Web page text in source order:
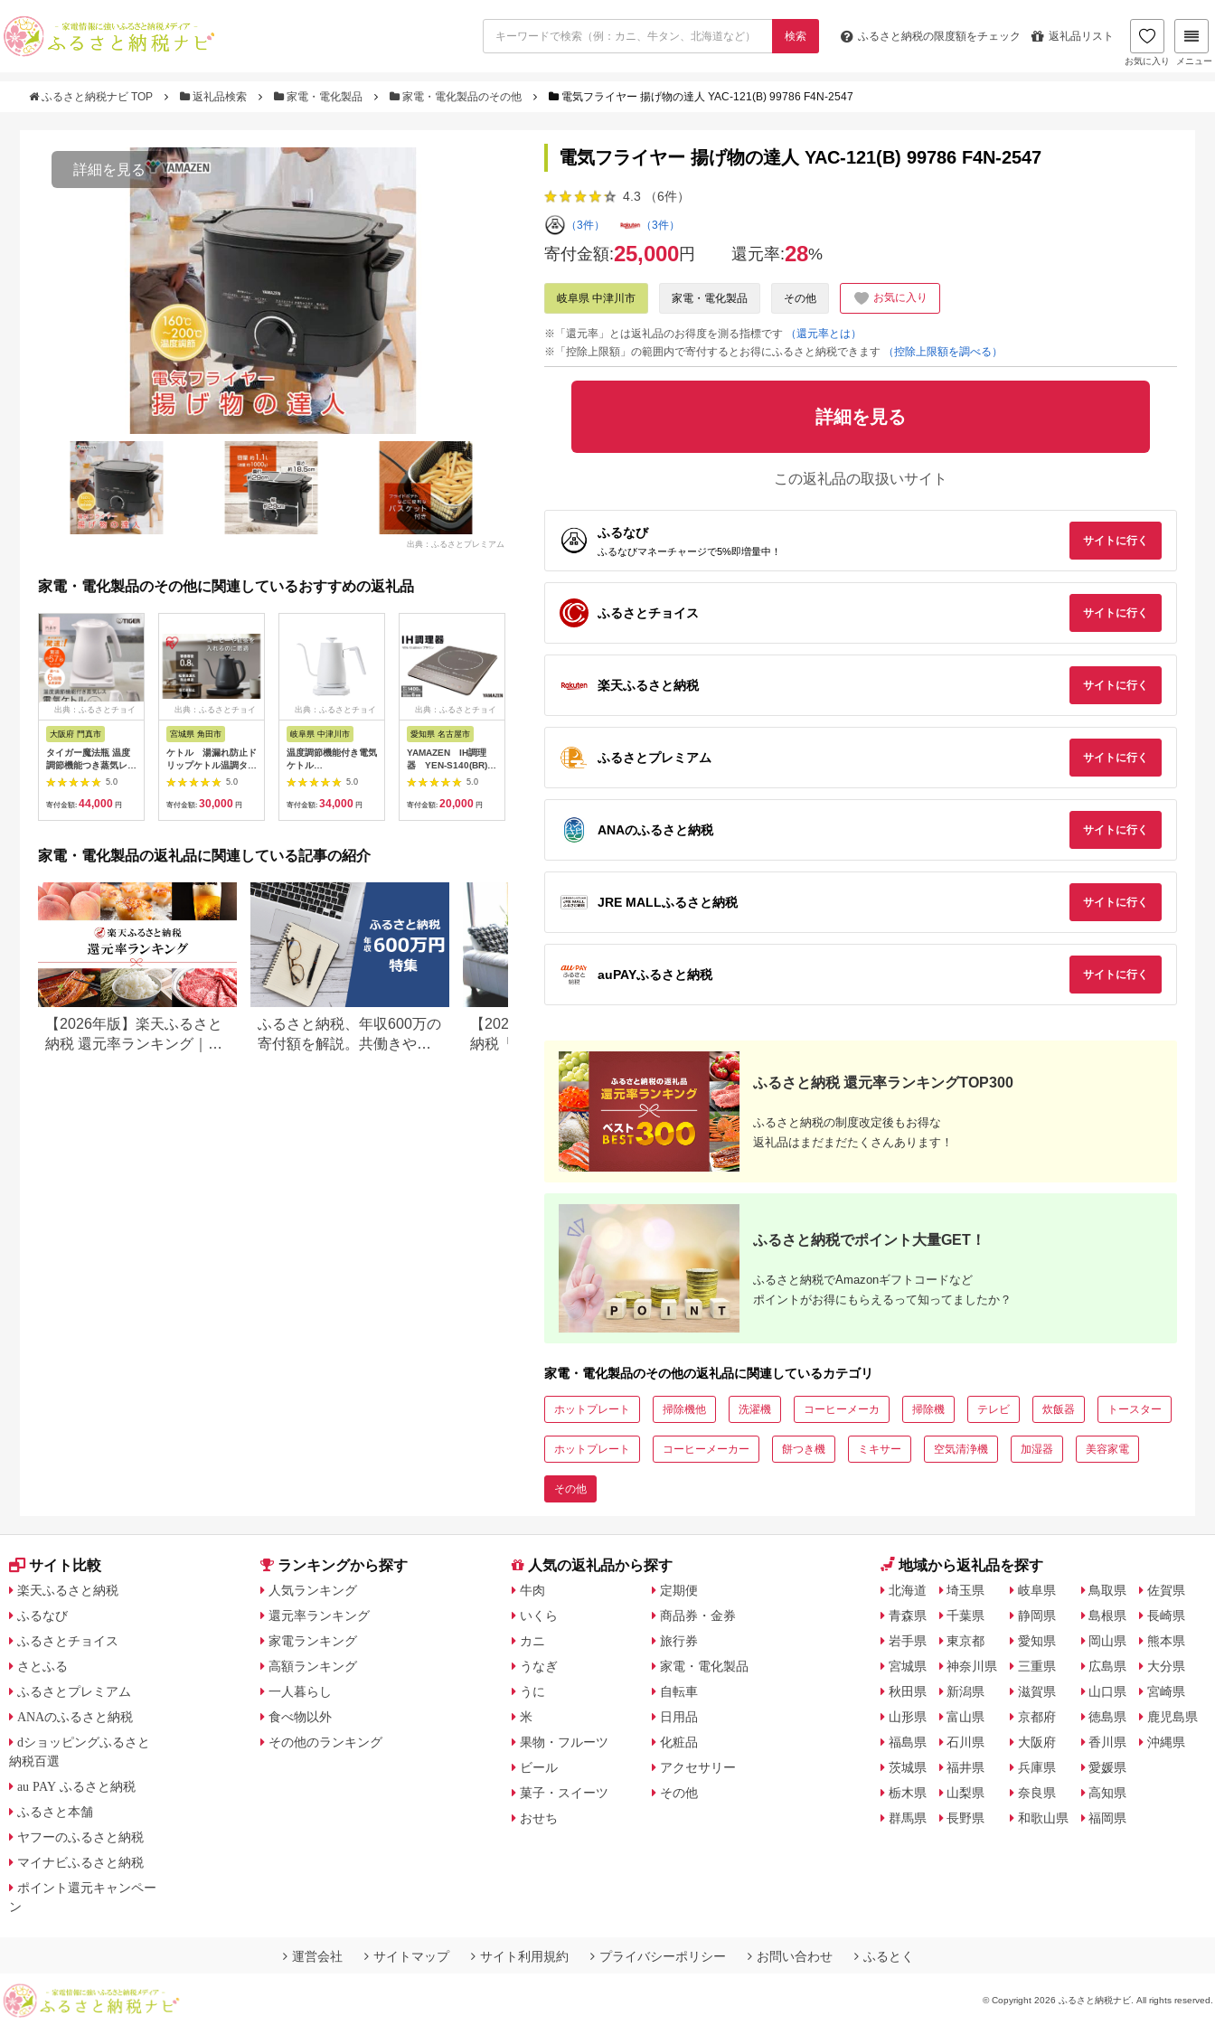
検索 ふるさと納税の限度額をチェック 返礼品リスト
お気に入り メニュー
ふるさと納税ナビ TOP 返礼品検索 家電・電化製品 家電・電化製品のその他 電気フライヤー 揚げ物の達人 YAC-121(B) 99786 F4N-2547
詳細を見る
出典：ふるさとプレミアム
家電・電化製品のその他に関連しているおすすめの返礼品
出典：ふるさとチョイ
ス
大阪府 門真市
タイガー魔法瓶 温度
調節機能つき蒸気レス
電気ケトル 1.2L PTV-
A120【HC チェスナ
ッツグレー、WG グレ
活家電 新生活 新生活
5.0
寄付金額: 44,000 円
出典：ふるさとチョイ
ス
宮城県 角田市
ケトル 湯漏れ防止ド
リップケトル温調タイ
プ IKE-C800T-H5.0
寄付金額: 30,000 円
出典：ふるさとチョイ
ス
岐阜県 中津川市
温度調節機能付き電気
ケトル
（1200W/0.8L）
EGL-C1281【ホワイ
トシルバー】77685
5.0
寄付金額: 34,000 円
出典：ふるさとチョイ
ス
愛知県 名古屋市
YAMAZEN IH調理
器 YEN-S140(BR)/
山善 IH調理器 キッチ
ン家電 家電 料理 鍋
おしゃれ 新生活 一人
5.0
寄付金額: 20,000 円
象印 オーブンレンジ
「EVERINO」
ホワイト // 家電 電化
製品 電子レンジ レン
ジ オーブンレンジ オ
ーブン 調理家電 キッ
チン家電 オーブンレ
170,000
ジャーポット 3.0L
メカ式 IMHD-230-
27,000 52,000
イヤー 家庭用 スチー
ム ヘルシー 揚げ物 揚
35,000
三菱ブレッドオーブ
ン ＜カラー：レトロ
【11218-0489】
113,000
【ふるさと納税】象
VE電気まほうびん 「
優湯生 」 CVGD30-
BM ソフトブラック |
湯沸かしポット 湯沸
かし器 湯沸し器 電気
ポット ポット ぽっと
53,000
家電・電化製品の返礼品に関連している記事の紹介
【2026年版】楽天ふるさと
納税 還元率ランキング｜高
ふるさと納税、年収600万の
寄付額を解説。共働きや子
【2026年最新版】ふるさと
納税「食べ物以外」返礼品
の還元率ランキング！
りの家電探し。おすすめラ
ンキングまとめ
電気フライヤー 揚げ物の達人 YAC-121(B) 99786 F4N-2547
4.3 （6件）
（3件） （3件）
寄付金額:25,000円 還元率:28%
岐阜県 中津川市 家電・電化製品 その他 お気に入り
※「還元率」とは返礼品のお得度を測る指標です
（還元率とは）
※「控除上限額」の範囲内で寄付するとお得にふるさと納税できます
（控除上限額を調べる）
詳細を見る
この返礼品の取扱いサイト
ふるなび
ふるなびマネーチャージで5%即増量中！
サイトに行く
ふるさとチョイス サイトに行く
楽天ふるさと納税 サイトに行く
ふるさとプレミアム サイトに行く
ANAのふるさと納税 サイトに行く
JRE MALLふるさと納税 サイトに行く
auPAYふるさと納税 サイトに行く
ふるさと納税 還元率ランキングTOP300
ふるさと納税の制度改定後もお得な
返礼品はまだまだたくさんあります！
ふるさと納税でポイント大量GET！
ふるさと納税でAmazonギフトコードなど
ポイントがお得にもらえるって知ってましたか？
家電・電化製品のその他の返礼品に関連しているカテゴリ
ホットプレート 掃除機他 洗濯機 コーヒーメーカ 掃除機 テレビ 炊飯器 トースター
ホットプレート コーヒーメーカー 餅つき機 ミキサー 空気清浄機 加湿器 美容家電
その他
サイト比較
楽天ふるさと納税
ふるなび
ふるさとチョイス
さとふる
ふるさとプレミアム
ANAのふるさと納税
dショッピングふるさと
納税百選
au PAY ふるさと納税
ふるさと本舗
ヤフーのふるさと納税
マイナビふるさと納税
ポイント還元キャンペー
ン
ランキングから探す
人気ランキング
還元率ランキング
家電ランキング
高額ランキング
一人暮らし
食べ物以外
その他のランキング
人気の返礼品から探す
牛肉
いくら
カニ
うなぎ
うに
米
果物・フルーツ
ビール
菓子・スイーツ
おせち
定期便
商品券・金券
旅行券
家電・電化製品
自転車
日用品
化粧品
アクセサリー
その他
地域から返礼品を探す
北海道
青森県
岩手県
宮城県
秋田県
山形県
福島県
茨城県
栃木県
群馬県
埼玉県
千葉県
東京都
神奈川県
新潟県
富山県
石川県
福井県
山梨県
長野県
岐阜県
静岡県
愛知県
三重県
滋賀県
京都府
大阪府
兵庫県
奈良県
和歌山県
鳥取県
島根県
岡山県
広島県
山口県
徳島県
香川県
愛媛県
高知県
福岡県
佐賀県
長崎県
熊本県
大分県
宮崎県
鹿児島県
沖縄県
運営会社 サイトマップ サイト利用規約 プライバシーポリシー お問い合わせ ふるとく
© Copyright 2026 ふるさと納税ナビ. All rights reserved.